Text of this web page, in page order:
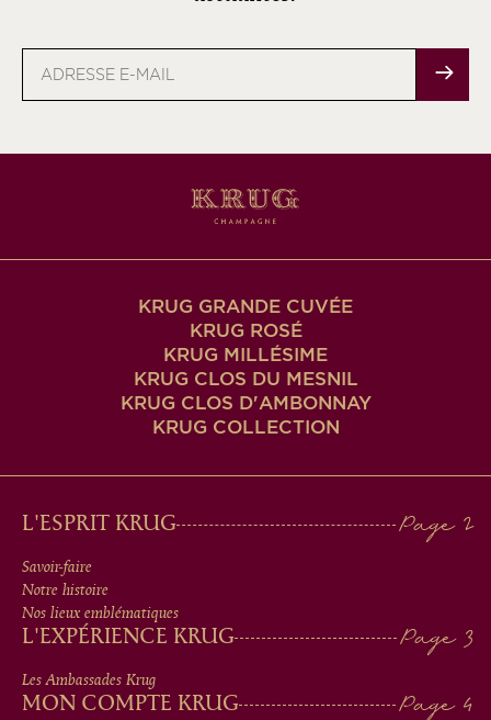
KRUG GRANDE CUVÉE
KRUG ROSÉ
KRUG MILLÉSIME
KRUG CLOS DU MESNIL
KRUG CLOS D'AMBONNAY
KRUG COLLECTION
MAIN
MEN
IN
FOOTER
L'ESPRIT KRUG
Savoir-faire
Notre histoire
Nos lieux emblématiques
L'EXPÉRIENCE KRUG
Les Ambassades Krug
MON COMPTE KRUG